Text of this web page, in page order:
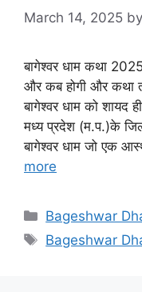
March 14, 2025 by
बागेश्वर धाम कथा
और कब होगी और कथा
बागेश्वर धाम को शायद
मध्य प्रदेश (म.प.)के
बागेश्वर धाम जो एक
more
Categories
Bageshwar
Tags
Bageshwar